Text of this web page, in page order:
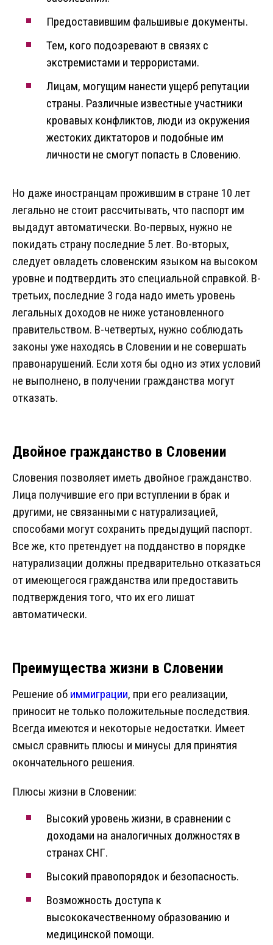
Предоставившим фальшивые документы.
Тем, кого подозревают в связях с
экстремистами и террористами.
Лицам, могущим нанести ущерб репутации
страны. Различные известные участники
кровавых конфликтов, люди из окружения
жестоких диктаторов и подобные им
личности не смогут попасть в Словению.
Но даже иностранцам прожившим в стране 10 лет
легально не стоит рассчитывать, что паспорт им
выдадут автоматически. Во-первых, нужно не
покидать страну последние 5 лет. Во-вторых,
следует овладеть словенским языком на высоком
уровне и подтвердить это специальной справкой. В-
третьих, последние 3 года надо иметь уровень
легальных доходов не ниже установленного
правительством. В-четвертых, нужно соблюдать
законы уже находясь в Словении и не совершать
правонарушений. Если хотя бы одно из этих условий
не выполнено, в получении гражданства могут
отказать.
Двойное гражданство в Словении
Словения позволяет иметь двойное гражданство.
Лица получившие его при вступлении в брак и
другими, не связанными с натурализацией,
способами могут сохранить предыдущий паспорт.
Все же, кто претендует на подданство в порядке
натурализации должны предварительно отказаться
от имеющегося гражданства или предоставить
подтверждения того, что их его лишат
автоматически.
Преимущества жизни в Словении
Решение об иммиграции, при его реализации,
приносит не только положительные последствия.
Всегда имеются и некоторые недостатки. Имеет
смысл сравнить плюсы и минусы для принятия
окончательного решения.
Плюсы жизни в Словении:
Высокий уровень жизни, в сравнении с
доходами на аналогичных должностях в
странах СНГ.
Высокий правопорядок и безопасность.
Возможность доступа к
высококачественному образованию и
медицинской помощи.